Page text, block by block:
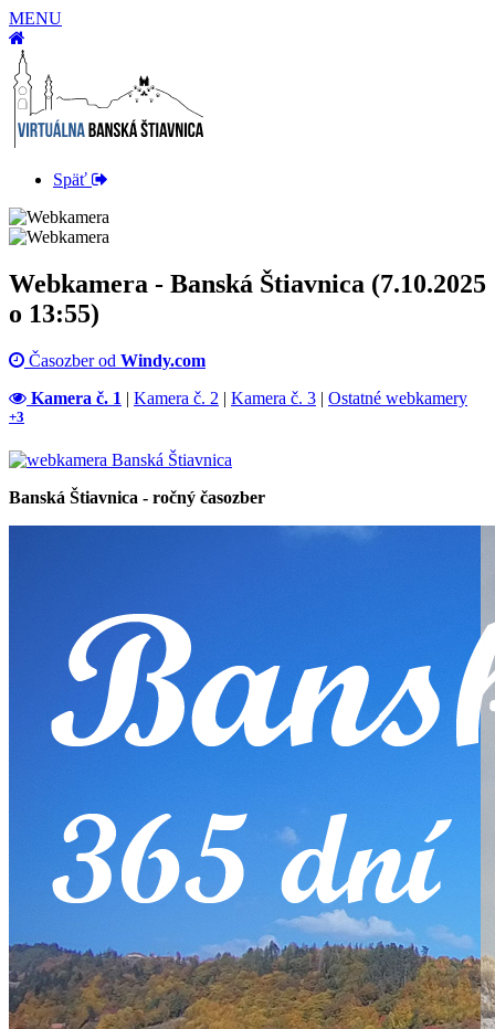
MENU
Späť
Webkamera - Banská Štiavnica (7.10.2025
o 13:55)
Časozber od Windy.com
Kamera č. 1 | Kamera č. 2 | Kamera č. 3 | Ostatné webkamery
+3
Banská Štiavnica - ročný časozber